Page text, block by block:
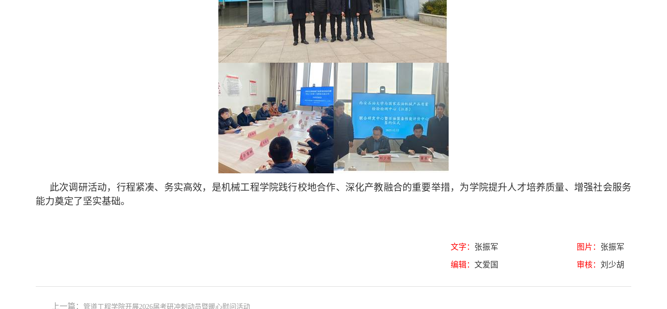
此次调研活动，行程紧凑、务实高效，是机械工程学院践行校地合作、深化产教融合的重要举措，为学院提升人才培养质量、增强社会服务
能力奠定了坚实基础。
文字： 张振军 图片： 张振军
编辑： 文爱国 审核： 刘少胡
上一篇： 管道工程学院开展2026届考研冲刺动员暨暖心慰问活动